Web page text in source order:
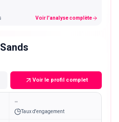
Voir l'analyse complète
Voir le profil complet
-
Taux d'engagement